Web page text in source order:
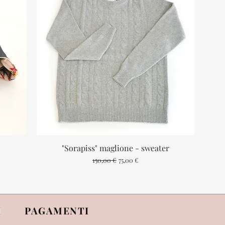
Vista rapida
"Sorapiss" maglione - sweater
Prezzo regolare
150,00 € Prezzo scontato
75,00 €
PAGAMENTI